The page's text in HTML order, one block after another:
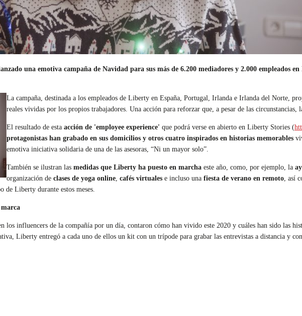
una emotiva campaña de Navidad para sus más de 6.200 mediadores y 2.000 empleados
La campaña, destinada a los empleados de Liberty en España, Portugal, Irlanda e Irlanda del Norte,
reales vividas por los propios trabajadores. Una acción para reforzar que, a pesar de las
El resultado de esta acción de 'employee experience' que podrá verse en abierto en Liberty Stories (
protagonistas han grabado en sus domicilios y otros cuatro inspirados en historias memorables
emotiva iniciativa solidaria de una de las asesoras, “Ni un mayor solo”.
También se ilustran las medidas que Liberty ha puesto en marcha este año, como, por ejemplo, la
organización de clases de yoga online cafés virtuales e incluso una fiesta de verano en remoto , así
de Liberty durante estos meses.
los influencers de la compañía por un día, contaron cómo han vivido este 2020 y cuáles han sido las
Liberty entregó a cada uno de ellos un kit con un trípode para grabar las entrevistas a distancia y